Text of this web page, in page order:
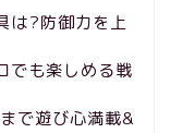
は?防御力を上
でも楽しめる戦
で遊び心満載&